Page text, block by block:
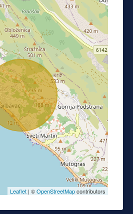
Leaflet | ©OpenStreetMapcontributors